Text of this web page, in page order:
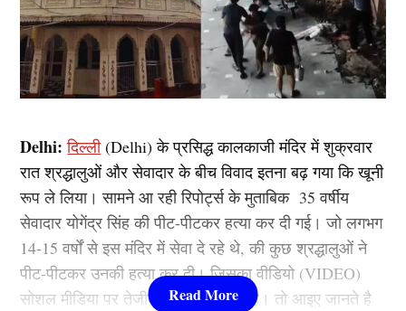
Delhi:दिल्ली(Delhi) के प्रसिद्ध कालकाजी मंदिर में शुक्रवार
रात श्रद्धालुओं और सेवादार के बीच विवाद इतना बढ़ गया कि खूनी
रूप ले लिया। सामने आ रही रिपोर्ट्स के मुताबिक 35 वर्षीय
सेवादार योगेंद्र सिंह की पीट-पीटकर हत्या कर दी गई। जो लगभग
14-15 वर्षों से इस मंदिर में सेवा दे रहे थे, की कुछ श्रद्धालुओं ने
पीट-पीटकर उनकी हत्या कर दी। जिसका वीडियो (VIDEO)
सोशल मीडिया पर तेजी से वायरल हो रहा है। तो आइए जानते है